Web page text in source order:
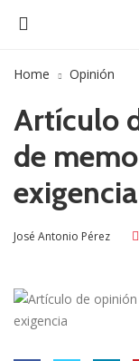
Home Opinión
Artículo
de
exigencia
José Antonio Pérez